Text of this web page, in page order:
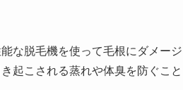
な脱毛機を使って毛根にダメージ
起こされる蒸れや体臭を防ぐこと